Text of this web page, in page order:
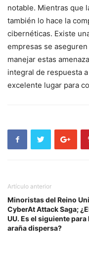
notable. ⁢Mientras que
también lo hace la
cibernéticas. Existe
empresas se
manejar estas
‌integral de respuesta​
excelente⁣ lugar para
Artículo anterior
Minoristas del Reino
CyberAt Attack Saga;
UU. Es el siguiente para
araña dispersa?